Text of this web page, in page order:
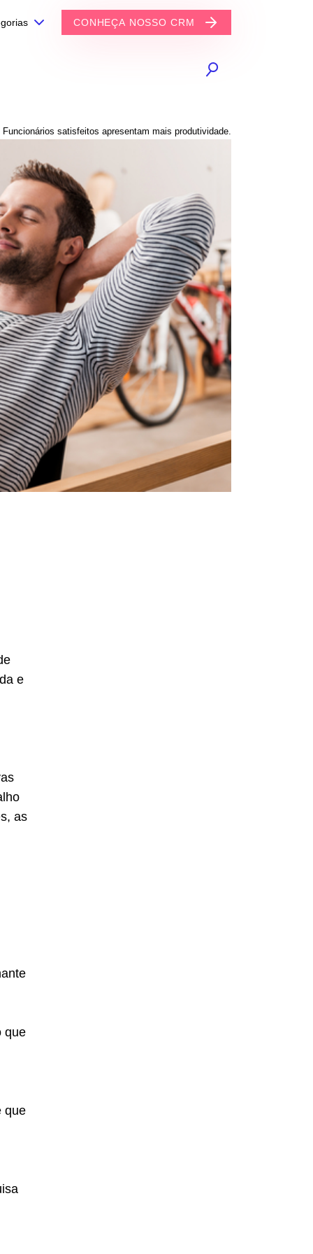
CONHEÇA NOSSO CRM
Funcionários satisfeitos apresentam mais produtividade.
e
as
que
que